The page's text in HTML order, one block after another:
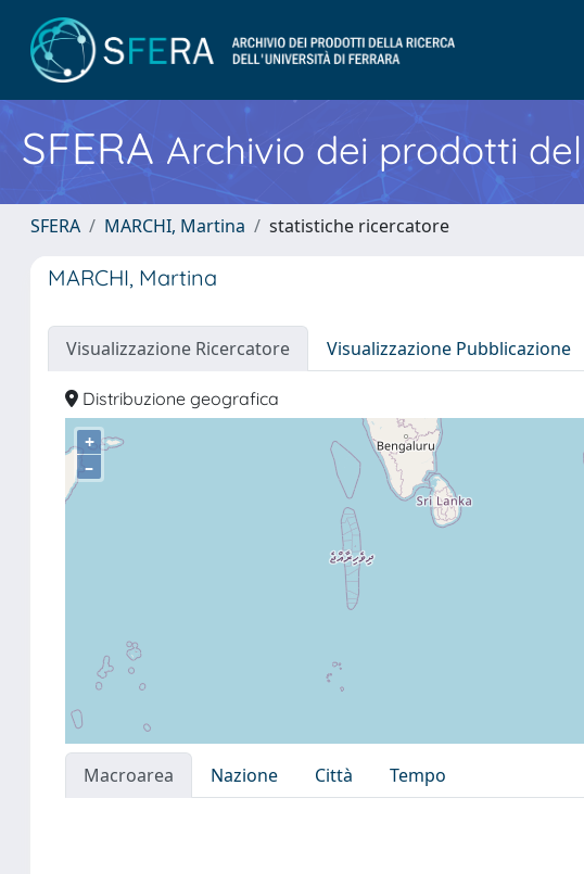
SFERA Archivio dei prodotti
SFERA MARCHI, Martina statistiche ricercatore
MARCHI, Martina
Visualizzazione Ricercatore Visualizzazione Pubblicazione
Distribuzione geografica
+
–
Macroarea Nazione Città
Tempo